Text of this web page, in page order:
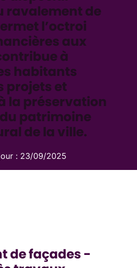
ravalement de
l’octroi
aux
à
habitants
projets et
la préservation
patrimoine
de la ville.
: 23/09/2025
de façades -